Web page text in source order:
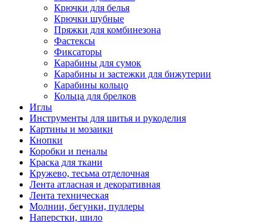
Крючки для белья
Крючки шубные
Пряжки для комбинезона
Фастексы
Фиксаторы
Карабины для сумок
Карабины и застежки для бижутерии
Карабины кольцо
Кольца для брелков
Иглы
Инструменты для шитья и рукоделия
Картины и мозаики
Кнопки
Коробки и пеналы
Краска для ткани
Кружево, тесьма отделочная
Лента атласная и декоративная
Лента техническая
Молнии, бегунки, пуллеры
Наперстки, шило